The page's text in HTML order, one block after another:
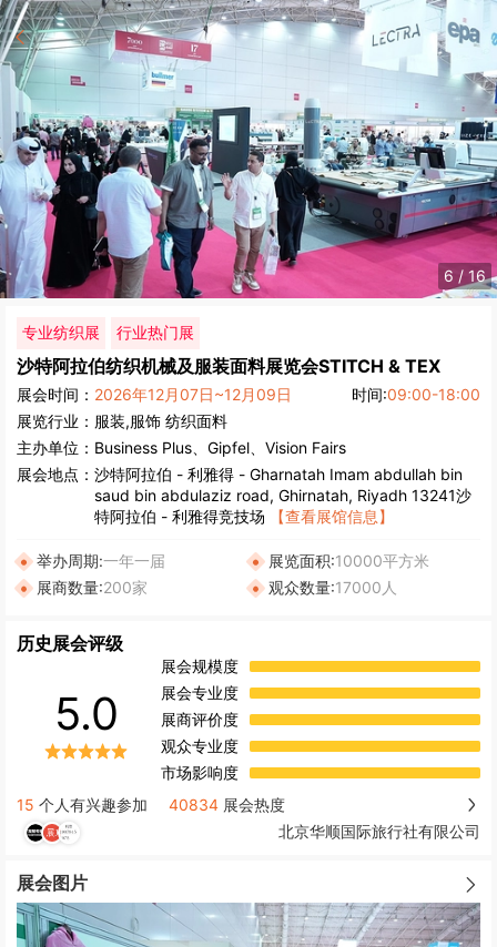
6 / 16
专业纺织展 行业热门展
沙特阿拉伯纺织机械及服装面料展览会STITCH & TEX
展会时间： 2026年12月07日~12月09日 时间:09:00-18:00
展览行业： 服装,服饰 纺织面料
主办单位： Business Plus、Gipfel、Vision Fairs
展会地点： 沙特阿拉伯 - 利雅得 - Gharnatah Imam abdullah bin
saud bin abdulaziz road, Ghirnatah, Riyadh 13241沙
特阿拉伯 - 利雅得竞技场
【查看展馆信息】
举办周期:一年一届 展览面积:10000平方米
展商数量:200家 观众数量:17000人
历史展会评级
5.0
展会规模度
展会专业度
展商评价度
观众专业度
市场影响度
15 个人有兴趣参加 40834 展会热度
北京华顺国际旅行社有限公司
展会图片